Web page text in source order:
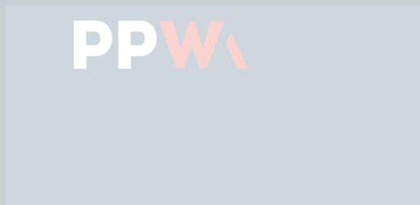
Das Hauptmenü anspringen
Zum Inhalt springen